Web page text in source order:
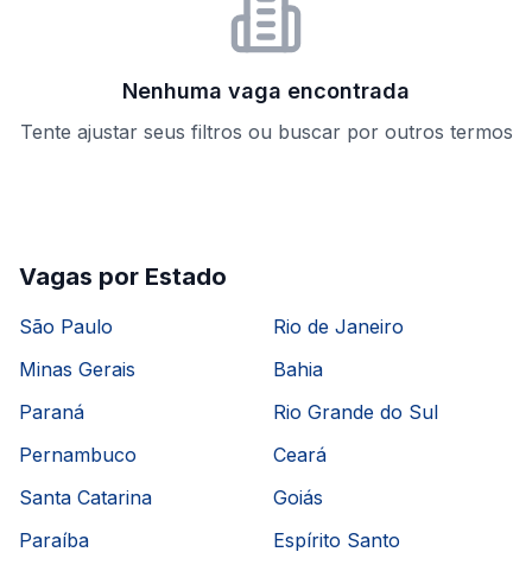
Nenhuma vaga encontrada
Tente ajustar seus filtros ou buscar por outros termos
Vagas por Estado
São Paulo
Rio de Janeiro
Minas Gerais
Bahia
Paraná
Rio Grande do Sul
Pernambuco
Ceará
Santa Catarina
Goiás
Paraíba
Espírito Santo